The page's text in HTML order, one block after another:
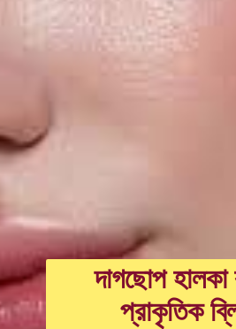
দাগছোপ হালকা
প্রাকৃতিক